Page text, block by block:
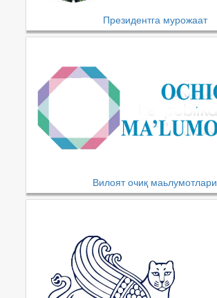
Президентга мурожаат
Вилоят очиқ маьлумотлари